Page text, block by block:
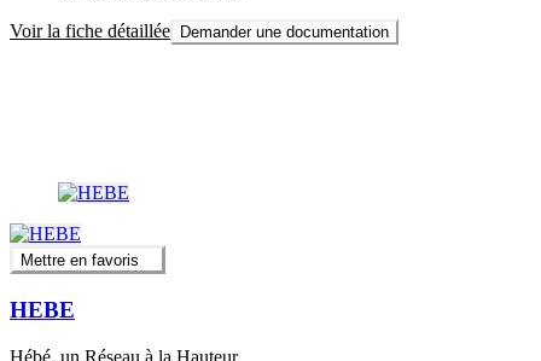
Voir la fiche détaillée Demander une documentation
Mettre en favoris
HEBE
Hébé, un Réseau à la Hauteur